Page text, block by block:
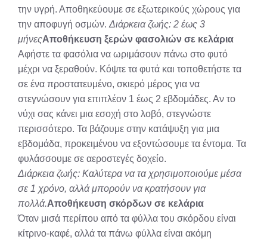
την υγρή. Αποθηκεύουμε σε εξωτερικούς χώρους για
την αποφυγή οσμών. Διάρκεια ζωής: 2 έως 3
μήνεςΑποθήκευση ξερών φασολιών σε κελάρια
Αφήστε τα φασόλια να ωριμάσουν πάνω στο φυτό
μέχρι να ξεραθούν. Κόψτε τα φυτά και τοποθετήστε τα
σε ένα προστατευμένο, σκιερό μέρος για να
στεγνώσουν για επιπλέον 1 έως 2 εβδομάδες. Αν το
νύχι σας κάνει μια εσοχή στο λοβό, στεγνώστε
περισσότερο. Τα βάζουμε στην κατάψυξη για μια
εβδομάδα, προκειμένου να εξοντώσουμε τα έντομα. Τα
φυλάσσουμε σε αεροστεγές δοχείο.
Διάρκεια ζωής: Καλύτερα να τα χρησιμοποιούμε μέσα
σε 1 χρόνο, αλλά μπορούν να κρατήσουν για
πολλά.Αποθήκευση σκόρδων σε κελάρια
Όταν μισά περίπου από τα φύλλα του σκόρδου είναι
κίτρινο-καφέ, αλλά τα πάνω φύλλα είναι ακόμη